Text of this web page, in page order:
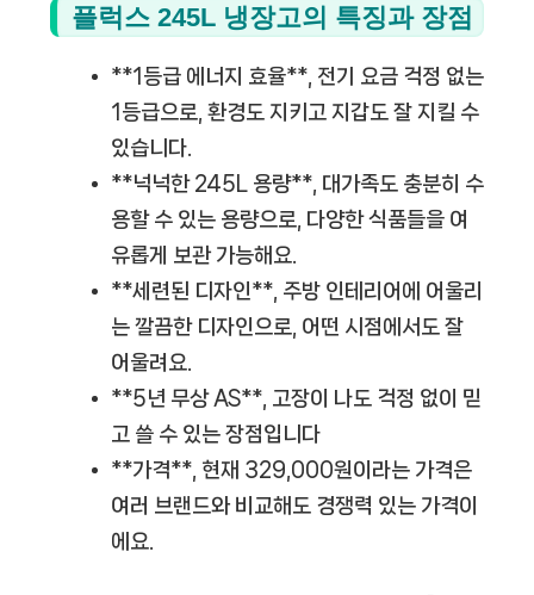
플럭스 245L 냉장고의 특징과 장점
**1등급 에너지 효율**, 전기 요금 걱정 없는
1등급으로, 환경도 지키고 지갑도 잘 지킬 수
있습니다.
**넉넉한 245L 용량**, 대가족도 충분히 수
용할 수 있는 용량으로, 다양한 식품들을 여
유롭게 보관 가능해요.
**세련된 디자인**, 주방 인테리어에 어울리
는 깔끔한 디자인으로, 어떤 시점에서도 잘
어울려요.
**5년 무상 AS**, 고장이 나도 걱정 없이 믿
고 쓸 수 있는 장점입니다
**가격**, 현재 329,000원이라는 가격은
여러 브랜드와 비교해도 경쟁력 있는 가격이
에요.